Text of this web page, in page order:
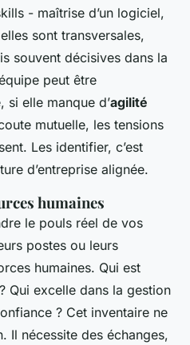
- maîtrise d’un logiciel,
sont transversales,
souvent décisives dans la
peut être
si elle manque d’agilité
mutuelle, les tensions
Les identifier, c’est
d’entreprise alignée.
humaines
le pouls réel de vos
postes ou leurs
humaines. Qui est
Qui excelle dans la gestion
? Cet inventaire ne
Il nécessite des échanges,